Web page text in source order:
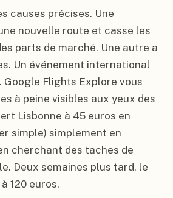
causes précises. Une
nouvelle route et casse les
parts de marché. Une autre a
Un événement international
Google Flights Explore vous
à peine visibles aux yeux des
Lisbonne à 45 euros en
simple) simplement en
cherchant des taches de
Deux semaines plus tard, le
120 euros.